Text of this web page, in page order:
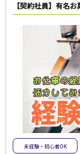
【契約社員】有名
未経験・初心者OK